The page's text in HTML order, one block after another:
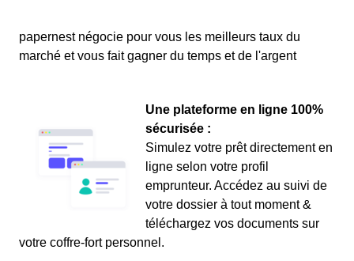
papernest négocie pour vous les meilleurs taux du
marché et vous fait gagner du temps et de l'argent
Une plateforme en ligne 100%
sécurisée :
Simulez votre prêt directement en
ligne selon votre profil
emprunteur. Accédez au suivi de
votre dossier à tout moment &
téléchargez vos documents sur
votre coffre-fort personnel.